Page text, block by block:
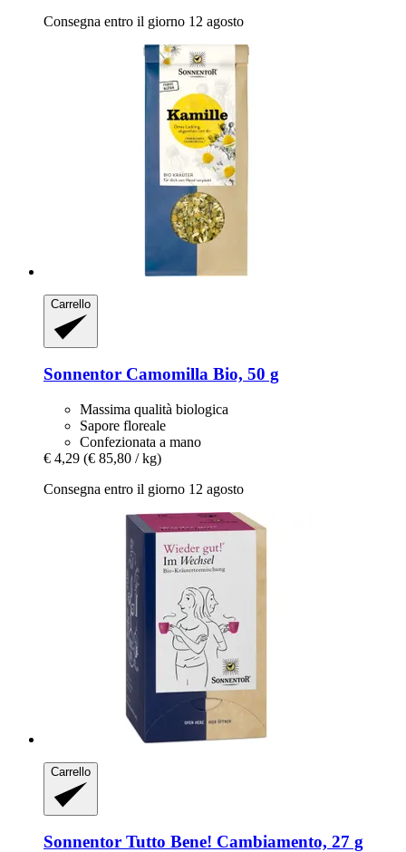
Consegna entro il giorno 12 agosto
Carrello
Sonnentor Camomilla Bio, 50 g
Massima qualità biologica
Sapore floreale
Confezionata a mano
€ 4,29 (€ 85,80 / kg)
Consegna entro il giorno 12 agosto
Carrello
Sonnentor Tutto Bene! Cambiamento, 27 g